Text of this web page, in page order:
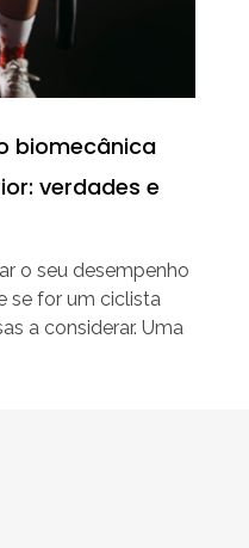
biomecânica
verdades e
o seu desempenho
se for um ciclista
a considerar. Uma